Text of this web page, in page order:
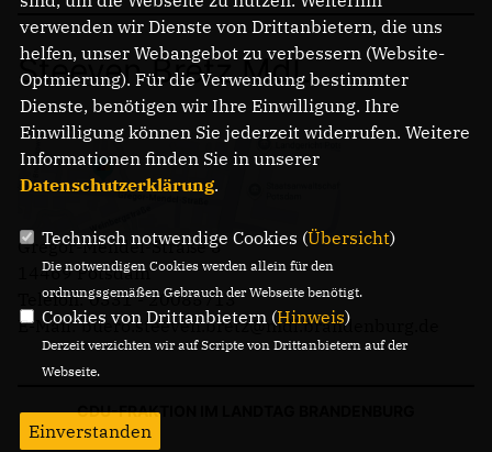
Steeven Bretz MdL
Gregor-Mendel-Straße 3
14469 Potsdam
Telefon: 0331 - 20085713
E-Mail: buero.steeven.bretz@mdl.brandenburg.de
CDU-FRAKTION IM LANDTAG BRANDENBURG
verwenden wir Dienste von Drittanbietern, die uns
helfen, unser Webangebot zu verbessern (Website-
Optmierung). Für die Verwendung bestimmter
Dienste, benötigen wir Ihre Einwilligung. Ihre
Einwilligung können Sie jederzeit widerrufen. Weitere
Informationen finden Sie in unserer
Datenschutzerklärung.
Technisch notwendige Cookies (Übersicht)
Die notwendigen Cookies werden allein für den
ordnungsgemäßen Gebrauch der Webseite benötigt.
Cookies von Drittanbietern (Hinweis)
Derzeit verzichten wir auf Scripte von Drittanbietern auf der
Webseite.
Einverstanden